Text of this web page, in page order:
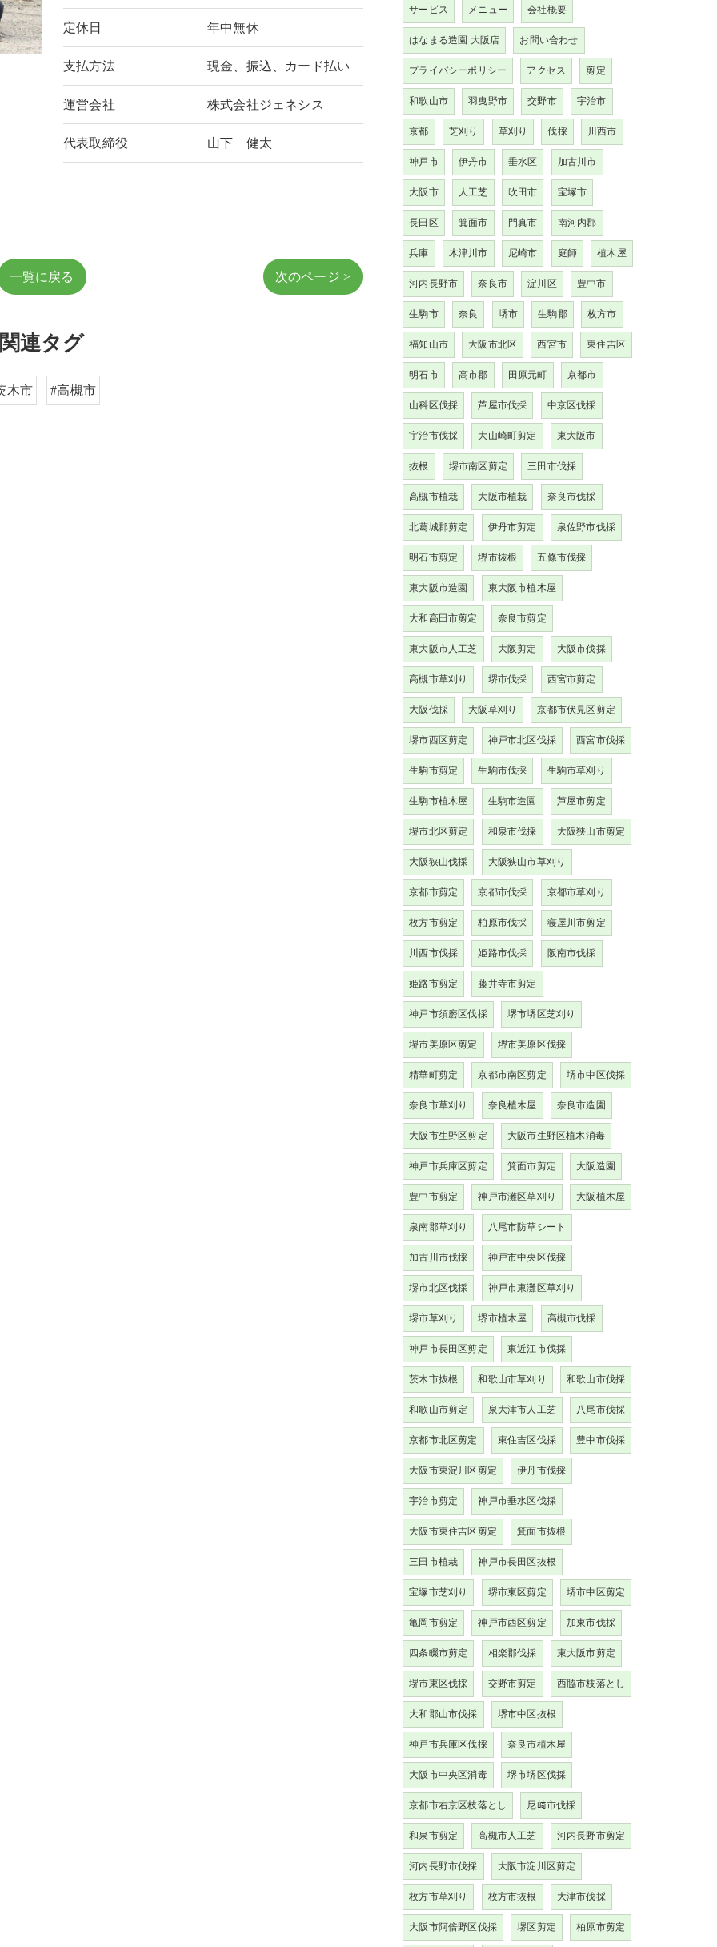
定休日 年中無休
支払方法 現金、振込、カード払い
運営会社 株式会社ジェネシス
代表取締役 山下 健太
一覧に戻る 次のページ >
関連タグ
木市 #高槻市
サービス メニュー 会社概要
はなまる造園 大阪店 お問い合わせ
プライバシーポリシー アクセス 剪定
和歌山市 羽曳野市 交野市 宇治市
京都 芝刈り 草刈り 伐採 川西市
神戸市 伊丹市 垂水区 加古川市
大阪市 人工芝 吹田市 宝塚市
長田区 箕面市 門真市 南河内郡
兵庫 木津川市 尼崎市 庭師 植木屋
河内長野市 奈良市 淀川区 豊中市
生駒市 奈良 堺市 生駒郡 枚方市
福知山市 大阪市北区 西宮市 東住吉区
明石市 高市郡 田原元町 京都市
山科区伐採 芦屋市伐採 中京区伐採
宇治市伐採 大山崎町剪定 東大阪市
抜根 堺市南区剪定 三田市伐採
高槻市植栽 大阪市植栽 奈良市伐採
北葛城郡剪定 伊丹市剪定 泉佐野市伐採
明石市剪定 堺市抜根 五條市伐採
東大阪市造園 東大阪市植木屋
大和高田市剪定 奈良市剪定
東大阪市人工芝 大阪剪定 大阪市伐採
高槻市草刈り 堺市伐採 西宮市剪定
大阪伐採 大阪草刈り 京都市伏見区剪定
堺市西区剪定 神戸市北区伐採 西宮市伐採
生駒市剪定 生駒市伐採 生駒市草刈り
生駒市植木屋 生駒市造園 芦屋市剪定
堺市北区剪定 和泉市伐採 大阪狭山市剪定
大阪狭山伐採 大阪狭山市草刈り
京都市剪定 京都市伐採 京都市草刈り
枚方市剪定 柏原市伐採 寝屋川市剪定
川西市伐採 姫路市伐採 阪南市伐採
姫路市剪定 藤井寺市剪定
神戸市須磨区伐採 堺市堺区芝刈り
堺市美原区剪定 堺市美原区伐採
精華町剪定 京都市南区剪定 堺市中区伐採
奈良市草刈り 奈良植木屋 奈良市造園
大阪市生野区剪定 大阪市生野区植木消毒
神戸市兵庫区剪定 箕面市剪定 大阪造園
豊中市剪定 神戸市灘区草刈り 大阪植木屋
泉南郡草刈り 八尾市防草シート
加古川市伐採 神戸市中央区伐採
堺市北区伐採 神戸市東灘区草刈り
堺市草刈り 堺市植木屋 高槻市伐採
神戸市長田区剪定 東近江市伐採
茨木市抜根 和歌山市草刈り 和歌山市伐採
和歌山市剪定 泉大津市人工芝 八尾市伐採
京都市北区剪定 東住吉区伐採 豊中市伐採
大阪市東淀川区剪定 伊丹市伐採
宇治市剪定 神戸市垂水区伐採
大阪市東住吉区剪定 箕面市抜根
三田市植栽 神戸市長田区抜根
宝塚市芝刈り 堺市東区剪定 堺市中区剪定
亀岡市剪定 神戸市西区剪定 加東市伐採
四条畷市剪定 相楽郡伐採 東大阪市剪定
堺市東区伐採 交野市剪定 西脇市枝落とし
大和郡山市伐採 堺市中区抜根
神戸市兵庫区伐採 奈良市植木屋
大阪市中央区消毒 堺市堺区伐採
京都市右京区枝落とし 尼﨑市伐採
和泉市剪定 高槻市人工芝 河内長野市剪定
河内長野市伐採 大阪市淀川区剪定
枚方市草刈り 枚方市抜根 大津市伐採
大阪市阿倍野区伐採 堺区剪定 柏原市剪定